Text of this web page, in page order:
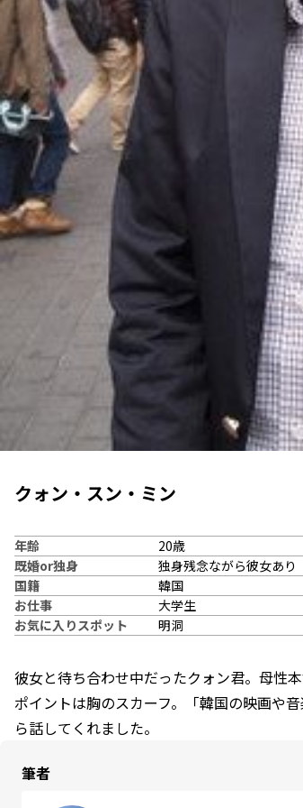
クォン・スン・ミン
年齢
20歳
既婚or独身
独身残念ながら彼女あり
国籍
韓国
お仕事
大学生
お気に入りスポット
明洞
彼女と待ち合わせ中だったクォン君。母性
ポイントは胸のスカーフ。「韓国の映画や
ら話してくれました。
筆者